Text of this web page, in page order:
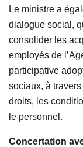
Le ministre a
dialogue social,
consolider les
employés de
participative
sociaux, à
droits, les
le personnel.
Concertation